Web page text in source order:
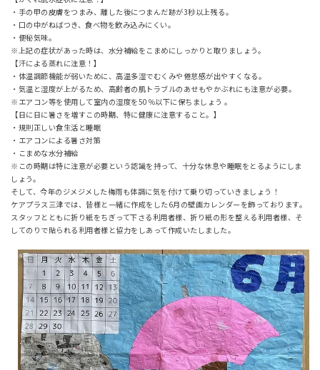
・手の甲の皮膚をつまみ、離した後につまんだ跡が3秒以上残る。
・口の中がねばつき、食べ物を飲み込みにくい。
・便秘気味。
※上記の症状があった時は、水分補給をこまめにしっかりと取りましょう。
【汗による蒸れに注意！】
・体温調節機能が弱いために、高温多湿でむくみや倦怠感が出やすくなる。
・気温と湿度が上がるため、高齢者の肌トラブルのあせもやかぶれにも注意が必要。
※エアコン等を使用して室内の湿度を50％以下に保ちましょう 。
【日に日に暑さを増すこの時期、特に健康に注意すること。】
・規則正しい食生活と睡眠
・エアコンによる暑さ対策
・こまめな水分補給
※この時期は特に注意が必要という認識を持って、十分な休息や睡眠をとるようにしま
しょう。
そして、今年のジメジメした梅雨も体調に気を付けて乗り切っていきましょう！
ケアプラス三津では、皆様と一緒に作成をした6月の壁画カレンダーを飾っております。
スタッフとともに折り紙をちぎって下さる利用者様、折り紙の形を整える利用者様、そ
してのりで貼られる利用者様と協力をしあって作成いたしました。